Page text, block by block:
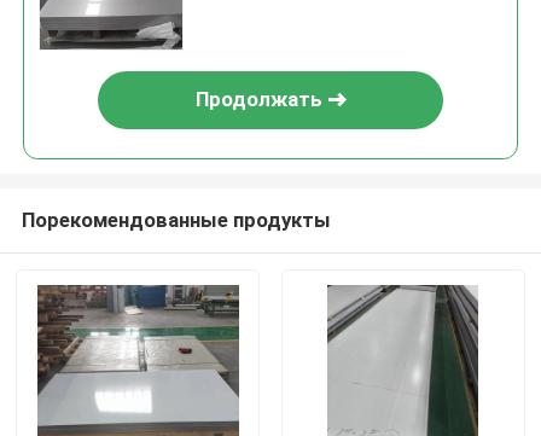
Продолжать
Порекомендованные продукты